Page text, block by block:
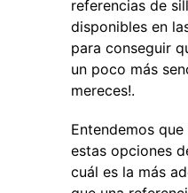
referencias de
disponibles en
para conseguir
un poco más
mereces!.
Entendemos
estas opciones
cuál es la más